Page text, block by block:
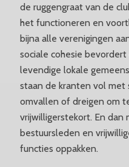
de ruggengraat van de
het functioneren en
bijna alle verenigingen
sociale cohesie
levendige lokale
staan de kranten vol met
omvallen of dreigen om
vrijwilligerstekort. En dan
bestuursleden en
functies oppakken.